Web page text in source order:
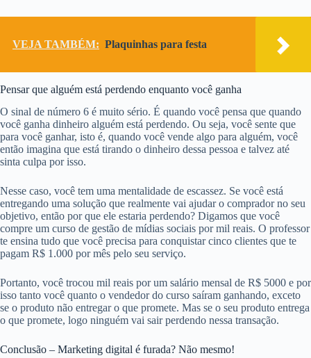
VEJA TAMBÉM: Plaquinhas para festa
Pensar que alguém está perdendo enquanto você ganha
O sinal de número 6 é muito sério. É quando você pensa que quando
você ganha dinheiro alguém está perdendo. Ou seja, você sente que
para você ganhar, isto é, quando você vende algo para alguém, você
então imagina que está tirando o dinheiro dessa pessoa e talvez até
sinta culpa por isso.
Nesse caso, você tem uma mentalidade de escassez. Se você está
entregando uma solução que realmente vai ajudar o comprador no seu
objetivo, então por que ele estaria perdendo? Digamos que você
compre um curso de gestão de mídias sociais por mil reais. O professor
te ensina tudo que você precisa para conquistar cinco clientes que te
pagam R$ 1.000 por mês pelo seu serviço.
Portanto, você trocou mil reais por um salário mensal de R$ 5000 e por
isso tanto você quanto o vendedor do curso saíram ganhando, exceto
se o produto não entregar o que promete. Mas se o seu produto entrega
o que promete, logo ninguém vai sair perdendo nessa transação.
Conclusão – Marketing digital é furada? Não mesmo!